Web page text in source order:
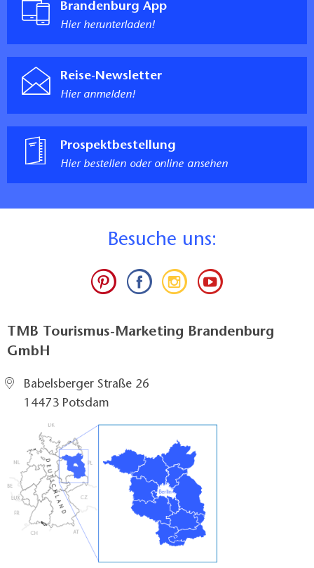
Brandenburg App
Hier herunterladen!
Reise-Newsletter
Hier anmelden!
Prospektbestellung
Hier bestellen oder online ansehen
Besuche uns:
TMB Tourismus-Marketing Brandenburg
GmbH
Babelsberger Straße 26
14473 Potsdam